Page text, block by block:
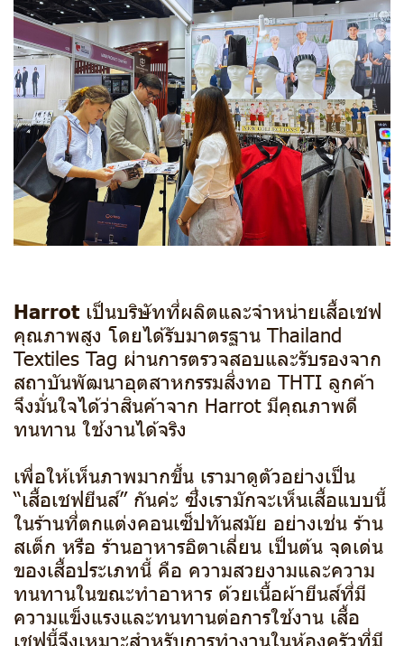
Harrot เป็นบริษัทที่ผลิตและจำหน่ายเสื้อเชฟ
คุณภาพสูง โดยได้รับมาตรฐาน Thailand
Textiles Tag ผ่านการตรวจสอบและรับรองจาก
สถาบันพัฒนาอุตสาหกรรมสิ่งทอ THTI ลูกค้า
จึงมั่นใจได้ว่าสินค้าจาก Harrot มีคุณภาพดี
ทนทาน ใช้งานได้จริง
เพื่อให้เห็นภาพมากขึ้น เรามาดูตัวอย่างเป็น
“เสื้อเชฟยีนส์” กันค่ะ ซึ่งเรามักจะเห็นเสื้อแบบนี้
ในร้านที่ตกแต่งคอนเซ็ปทันสมัย อย่างเช่น ร้าน
สเต็ก หรือ ร้านอาหารอิตาเลี่ยน เป็นต้น จุดเด่น
ของเสื้อประเภทนี้ คือ ความสวยงามและความ
ทนทานในขณะทำอาหาร ด้วยเนื้อผ้ายีนส์ที่มี
ความแข็งแรงและทนทานต่อการใช้งาน เสื้อ
เชฟนี้จึงเหมาะสำหรับการทำงานในห้องครัวที่มี